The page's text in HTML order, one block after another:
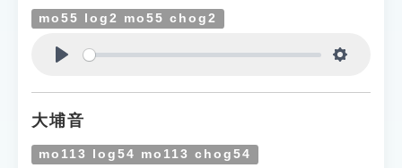
mo55 log2 mo55 chog2
大埔音
mo113 log54 mo113 chog54